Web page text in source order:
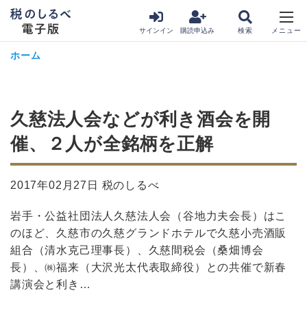
サインイン 購読申込み
ホーム
久慈法人会などが利き酒会を開
催、２人が全銘柄を正解
2017年02月27日 税のしるべ
岩手・公益社団法人久慈法人会（谷地力夫会長）はこ
のほど、久慈市の久慈グランドホテルで久慈小売酒販
組合（清水克己理事長）、久慈間税会（桑畑博会
長）、㈱福来（大沢光太代表取締役）との共催で新春
講演会と利き…